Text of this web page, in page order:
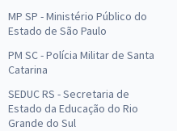
MP SP - Ministério Público do
Estado de São Paulo
PM SC - Polícia Militar de Santa
Catarina
SEDUC RS - Secretaria de
Estado da Educação do Rio
Grande do Sul